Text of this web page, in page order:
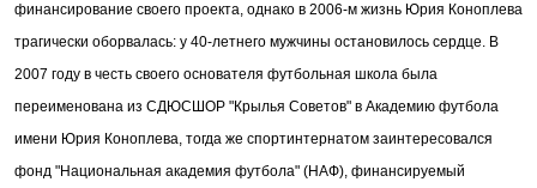
финансирование своего проекта, однако в 2006-м жизнь Юрия Коноплева
трагически оборвалась: у 40-летнего мужчины остановилось сердце. В
2007 году в честь своего основателя футбольная школа была
переименована из СДЮСШОР "Крылья Советов" в Академию футбола
имени Юрия Коноплева, тогда же спортинтернатом заинтересовался
фонд "Национальная академия футбола" (НАФ), финансируемый